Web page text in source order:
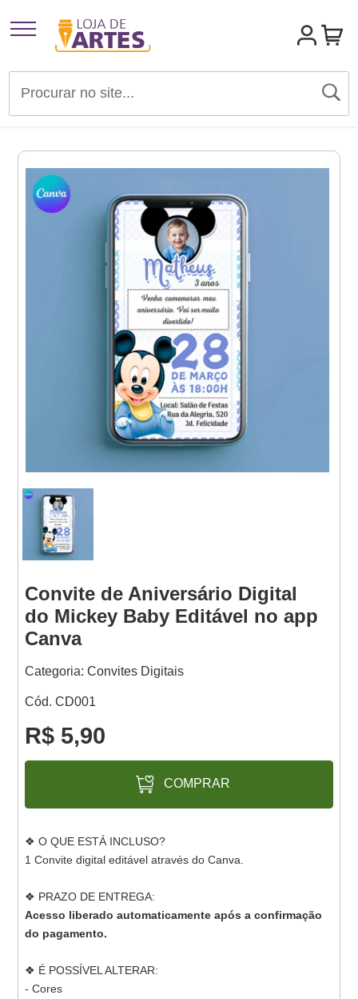
Artigos para Festas
Convites
Identidades Visuais
Materiais de Divulgação
Templates Editáveis Canva
Convite de Aniversário Digital
do Mickey Baby Editável no app
Canva
Categoria: Convites Digitais
Cód. CD001
R$ 5,90
COMPRAR
❖ O QUE ESTÁ INCLUSO?
1 Convite digital editável através do Canva.
❖ PRAZO DE ENTREGA:
Acesso liberado automaticamente após a confirmação
do pagamento.
❖ É POSSÍVEL ALTERAR:
- Cores